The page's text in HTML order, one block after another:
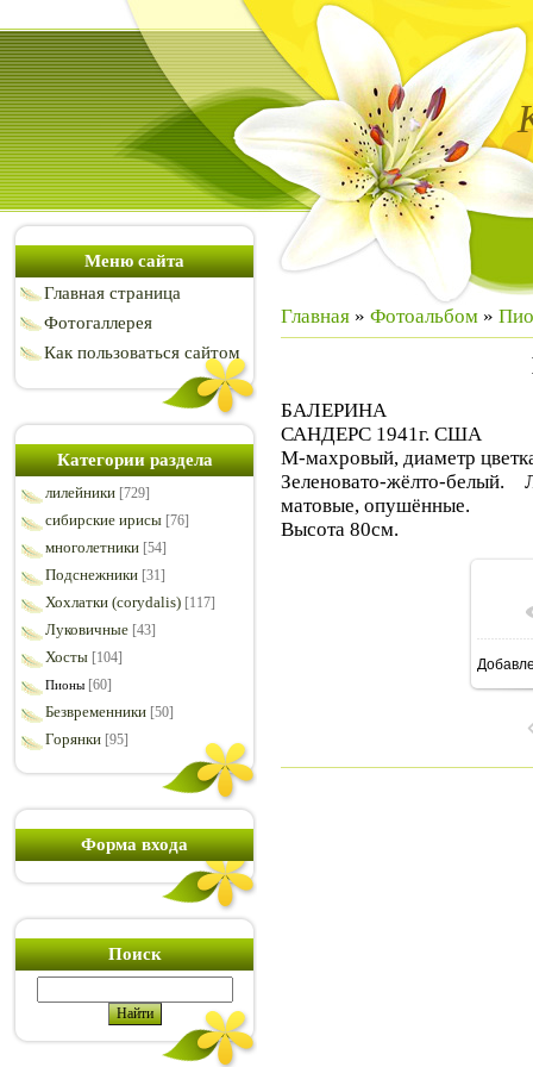
Меню сайта
Главная страница
Фотогаллерея
Как пользоваться сайтом
Категории раздела
лилейники [729]
сибирские ирисы [76]
многолетники [54]
Подснежники [31]
Хохлатки (corydalis) [117]
Луковичные [43]
Хосты [104]
Пионы [60]
Безвременники [50]
Горянки [95]
Форма входа
Поиск
Главная » Фотоальбом »
БАЛЕРИНА
САНДЕРС 1941г. США
М-махровый, диаметр
Зеленовато-жёлто-
матовые, опушённые.
Высота 80см.